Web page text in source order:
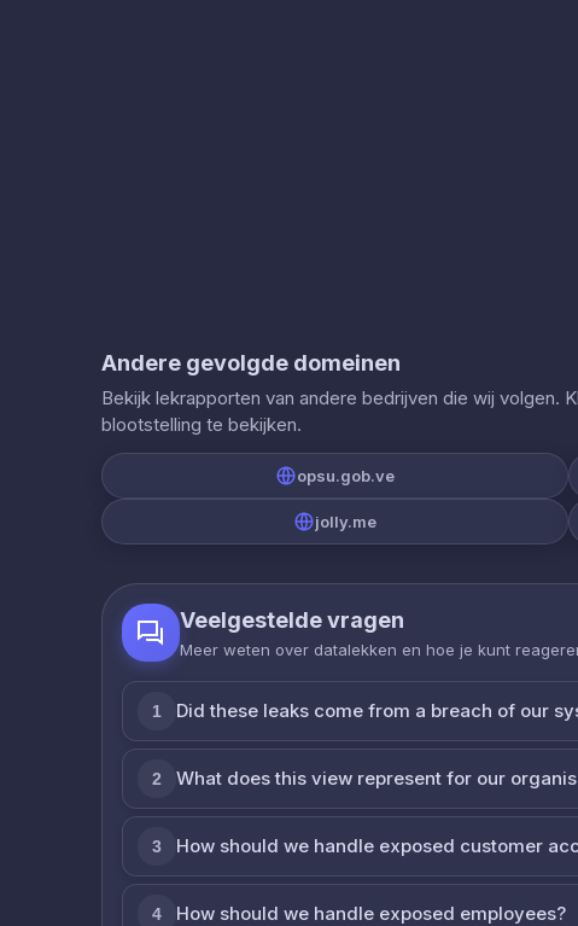
Andere gevolgde domeinen
Bekijk lekrapporten van andere bedrijven die wij volgen.
blootstelling te bekijken.
opsu.gob.ve
jolly.me
Veelgestelde vragen
Meer weten over datalekken en hoe je kunt
1 Did these leaks come from a breach of our
2 What does this view represent for our
3 How should we handle exposed customer
4 How should we handle exposed employees?